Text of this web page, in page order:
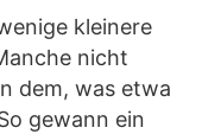
kleinere
nicht
dem, was etwa
gewann ein